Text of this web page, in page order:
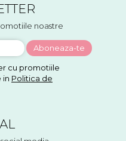
noastre
cu promotiile
in Politica de